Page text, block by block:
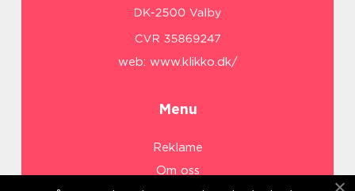
web: www.klikko.dk/
Menu
Reklame
Om oss